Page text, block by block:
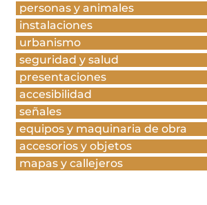
personas y animales
instalaciones
urbanismo
seguridad y salud
presentaciones
accesibilidad
señales
equipos y maquinaria de obra
accesorios y objetos
mapas y callejeros